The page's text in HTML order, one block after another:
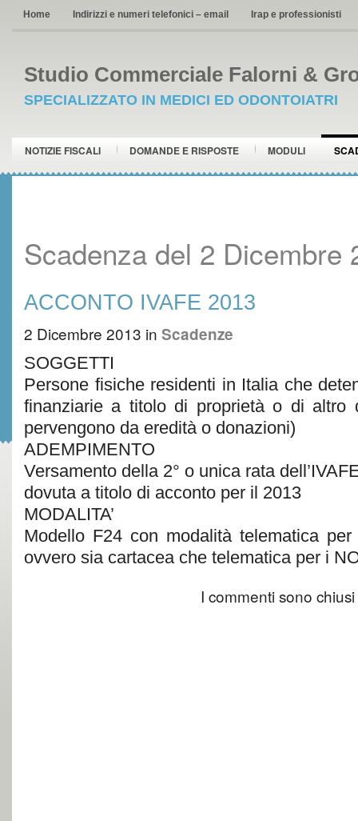
Home Indirizzi e numeri telefonici – email Irap e professionisti
Studio Commerciale Falorni &
SPECIALIZZATO IN MEDICI ED ODONTOIATRI
NOTIZIE FISCALI DOMANDE E RISPOSTE MODULI
Scadenza del 2 Dicembre
ACCONTO IVAFE 2013
2 Dicembre 2013 in Scadenze
SOGGETTI
Persone fisiche residenti in Italia che
finanziarie a titolo di proprietà o di altro
pervengono da eredità o donazioni)
ADEMPIMENTO
Versamento della 2° o unica rata
dovuta a titolo di acconto per il 2013
MODALITA’
Modello F24 con modalità telematica
ovvero sia cartacea che telematica per i
I commenti sono chiusi